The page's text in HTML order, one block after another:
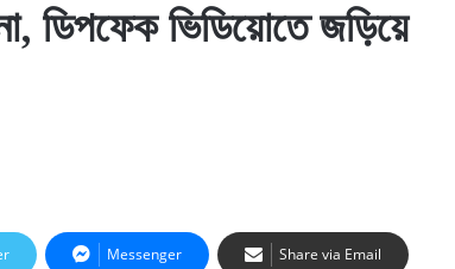
ডিপফেক ভিডিয়োতে জড়িয়ে
Messenger Share via Email